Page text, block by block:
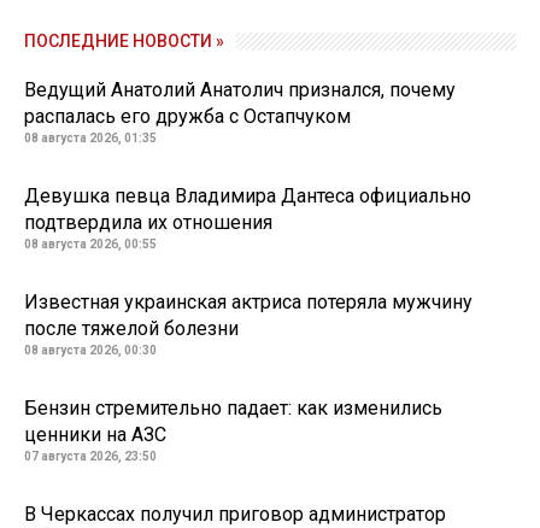
ПОСЛЕДНИЕ НОВОСТИ »
Ведущий Анатолий Анатолич признался, почему
распалась его дружба с Остапчуком
08 августа 2026, 01:35
Девушка певца Владимира Дантеса официально
подтвердила их отношения
08 августа 2026, 00:55
Известная украинская актриса потеряла мужчину
после тяжелой болезни
08 августа 2026, 00:30
Бензин стремительно падает: как изменились
ценники на АЗС
07 августа 2026, 23:50
В Черкассах получил приговор администратор